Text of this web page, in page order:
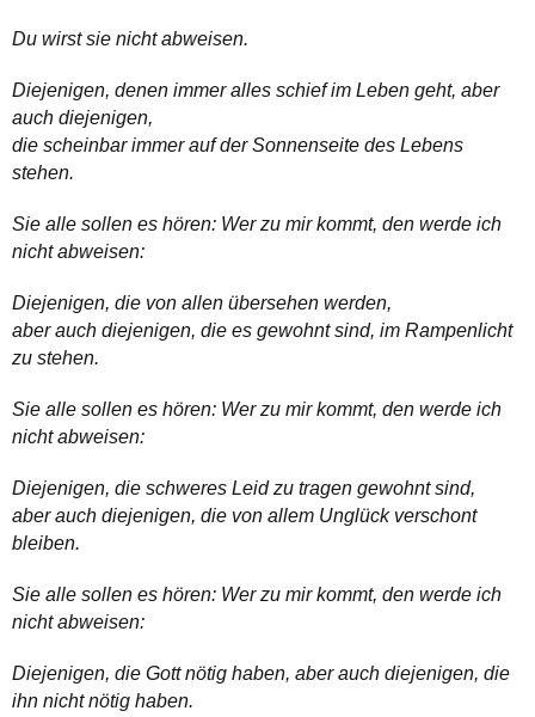
Du wirst sie nicht abweisen.
Diejenigen, denen immer alles schief im Leben geht, aber
auch diejenigen,
die scheinbar immer auf der Sonnenseite des Lebens
stehen.
Sie alle sollen es hören: Wer zu mir kommt, den werde ich
nicht abweisen:
Diejenigen, die von allen übersehen werden,
aber auch diejenigen, die es gewohnt sind, im Rampenlicht
zu stehen.
Sie alle sollen es hören: Wer zu mir kommt, den werde ich
nicht abweisen:
Diejenigen, die schweres Leid zu tragen gewohnt sind,
aber auch diejenigen, die von allem Unglück verschont
bleiben.
Sie alle sollen es hören: Wer zu mir kommt, den werde ich
nicht abweisen:
Diejenigen, die Gott nötig haben, aber auch diejenigen, die
ihn nicht nötig haben.